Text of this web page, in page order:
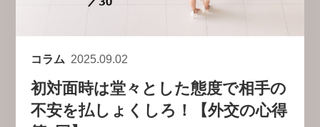
お問い合わせ
個人情報保護法について
採用情報
【8/12開催】「イノベーションを
数値化する」～投資される事業の
2026-06-10
コラム 2025.09.02
初対面時は堂々とした態度で相手の
不安を払しょくしろ！【外交の心得